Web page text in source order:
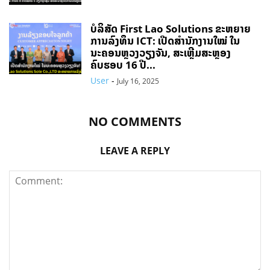
ບໍລິສັດ First Lao Solutions ຂະຫຍາຍ
ການລົງທຶນ ICT: ເປີດສຳນັກງານໃໝ່ ໃນ
ນະຄອນຫຼວງວຽງຈັນ, ສະເຫຼີມສະຫຼອງ
ຄົບຮອບ 16 ປີ...
User - July 16, 2025
NO COMMENTS
LEAVE A REPLY